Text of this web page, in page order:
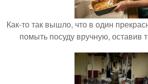
Как-то так вышло, что в один
помыть посуду вручную, оставив